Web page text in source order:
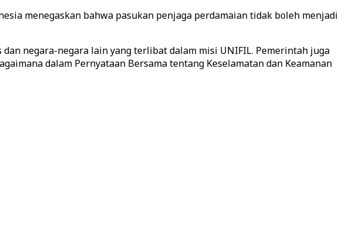
menegaskan bahwa pasukan penjaga perdamaian tidak boleh menjadi
negara-negara lain yang terlibat dalam misi UNIFIL. Pemerintah juga
dalam Pernyataan Bersama tentang Keselamatan dan Keamanan